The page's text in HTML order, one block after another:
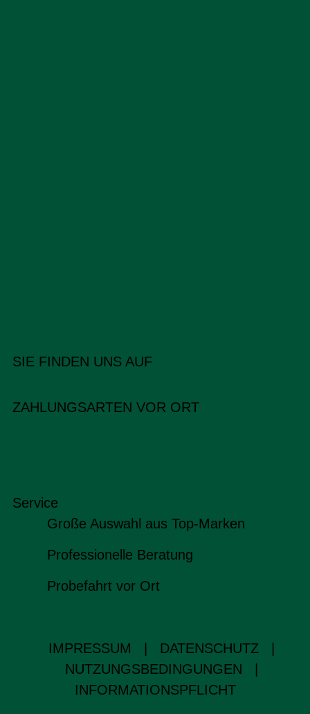
SIE FINDEN UNS AUF
ZAHLUNGSARTEN VOR ORT
Service
Große Auswahl aus Top-Marken
Professionelle Beratung
Probefahrt vor Ort
IMPRESSUM DATENSCHUTZ
NUTZUNGSBEDINGUNGEN
INFORMATIONSPFLICHT